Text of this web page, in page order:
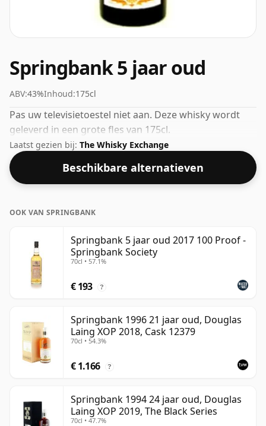
Springbank 5 jaar oud
ABV:43%Inhoud:175cl
Pas uw televisietoestel niet aan. Deze whisky wordt
geleverd in een grote fles van 175cl.
Laatst gezien bij: The Whisky Exchange
Beschikbare alternatieven
OOK VAN SPRINGBANK
Springbank 5 jaar oud 2017 100 Proof -
Springbank Society
70cl • 57.1%
€ 193 ?
Springbank 1996 21 jaar oud, Douglas
Laing XOP 2018, Cask 12379
70cl • 54.3%
€ 1.166 ?
Springbank 1994 24 jaar oud, Douglas
Laing XOP 2019, The Black Series
70cl • 47.7%